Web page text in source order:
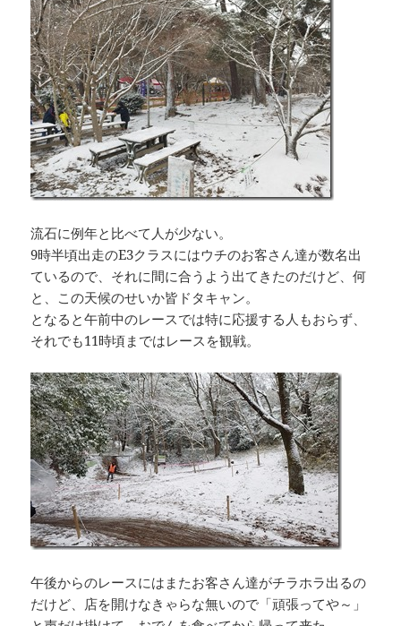
流石に例年と比べて人が少ない。
9時半頃出走のE3クラスにはウチのお客さん達が数名出
ているので、それに間に合うよう出てきたのだけど、何
と、この天候のせいか皆ドタキャン。
となると午前中のレースでは特に応援する人もおらず、
それでも11時頃まではレースを観戦。
午後からのレースにはまたお客さん達がチラホラ出るの
だけど、店を開けなきゃらな無いので「頑張ってや～」